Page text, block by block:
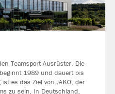
Teamsport-Ausrüster. Die
1989 und dauert bis
es das Ziel von JAKO, der
zu sein. In Deutschland,